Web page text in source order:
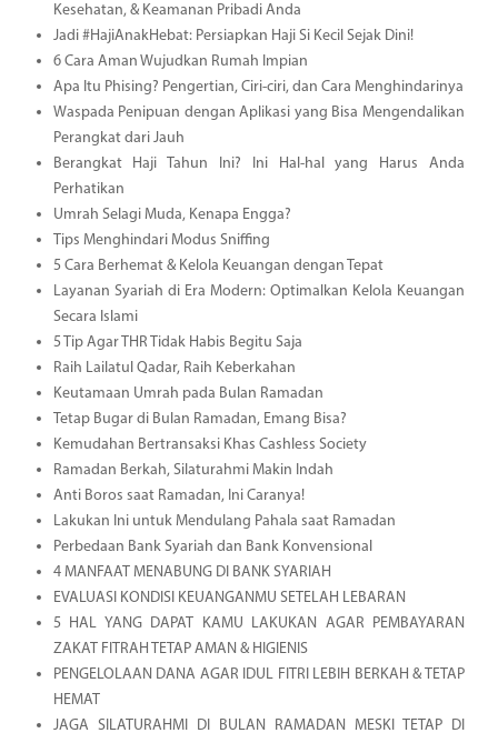
Kesehatan, & Keamanan Pribadi Anda
Jadi #HajiAnakHebat: Persiapkan Haji Si Kecil Sejak Dini!
6 Cara Aman Wujudkan Rumah Impian
Apa Itu Phising? Pengertian, Ciri-ciri, dan Cara Menghindarinya
Waspada Penipuan dengan Aplikasi yang Bisa Mengendalikan
Perangkat dari Jauh
Berangkat Haji Tahun Ini? Ini Hal-hal yang Harus Anda
Perhatikan
Umrah Selagi Muda, Kenapa Engga?
Tips Menghindari Modus Sniffing
5 Cara Berhemat & Kelola Keuangan dengan Tepat
Layanan Syariah di Era Modern: Optimalkan Kelola Keuangan
Secara Islami
5 Tip Agar THR Tidak Habis Begitu Saja
Raih Lailatul Qadar, Raih Keberkahan
Keutamaan Umrah pada Bulan Ramadan
Tetap Bugar di Bulan Ramadan, Emang Bisa?
Kemudahan Bertransaksi Khas Cashless Society
Ramadan Berkah, Silaturahmi Makin Indah
Anti Boros saat Ramadan, Ini Caranya!
Lakukan Ini untuk Mendulang Pahala saat Ramadan
Perbedaan Bank Syariah dan Bank Konvensional
4 MANFAAT MENABUNG DI BANK SYARIAH
EVALUASI KONDISI KEUANGANMU SETELAH LEBARAN
5 HAL YANG DAPAT KAMU LAKUKAN AGAR PEMBAYARAN
ZAKAT FITRAH TETAP AMAN & HIGIENIS
PENGELOLAAN DANA AGAR IDUL FITRI LEBIH BERKAH & TETAP
HEMAT
JAGA SILATURAHMI DI BULAN RAMADAN MESKI TETAP DI